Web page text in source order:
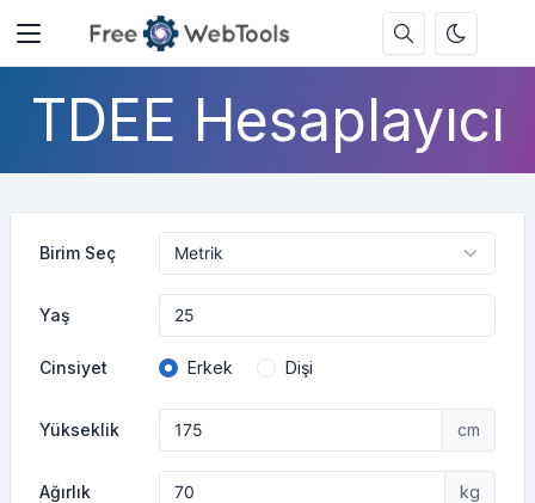
TDEE Hesaplayıcı
Birim Seç
Yaş
Cinsiyet Erkek Dişi
Yükseklik cm
Ağırlık kg